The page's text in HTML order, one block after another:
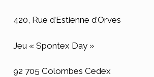
420, Rue d’Estienne d’Orves
Jeu « Spontex Day »
92 705 Colombes Cedex